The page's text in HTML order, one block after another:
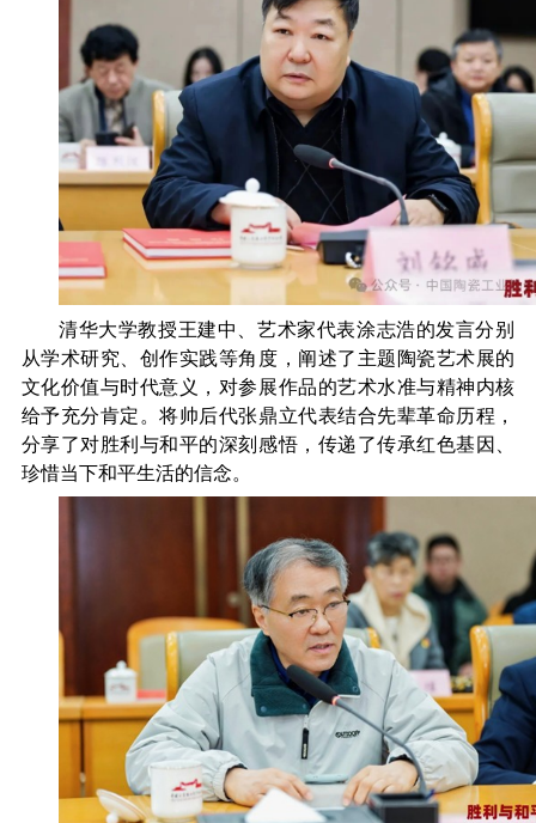
清华大学教授王建中、艺术家代表涂志浩的发言分别
从学术研究、创作实践等角度，阐述了主题陶瓷艺术展的
文化价值与时代意义，对参展作品的艺术水准与精神内核
给予充分肯定。将帅后代张鼎立代表结合先辈革命历程，
分享了对胜利与和平的深刻感悟，传递了传承红色基因、
珍惜当下和平生活的信念。